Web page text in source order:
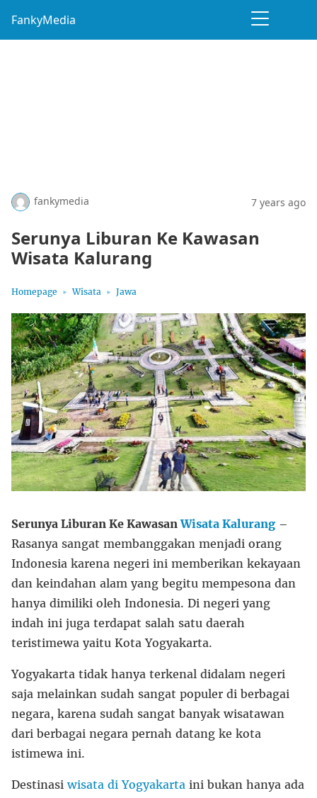
FankyMedia
fankymedia 7 years ago
Serunya Liburan Ke Kawasan
Wisata Kalurang
Homepage Wisata Jawa
Serunya Liburan Ke KawasanWisata Kalurang –
Rasanya sangat membanggakan menjadi orang
Indonesia karena negeri ini memberikan kekayaan
dan keindahan alam yang begitu mempesona dan
hanya dimiliki oleh Indonesia. Di negeri yang
indah ini juga terdapat salah satu daerah
teristimewa yaitu Kota Yogyakarta.
Yogyakarta tidak hanya terkenal didalam negeri
saja melainkan sudah sangat populer di berbagai
negara, karena sudah sangat banyak wisatawan
dari berbagai negara pernah datang ke kota
istimewa ini.
Destinasiwisata di Yogyakarta ini bukan hanya ada